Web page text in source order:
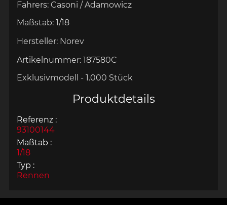
Fahrers: Casoni / Adamowicz
Maßstab: 1/18
Hersteller: Norev
Artikelnummer: 187580C
Exklusivmodell - 1.000 Stück
Produktdetails
Referenz :
93100144
Maßtab :
1/18
Typ :
Rennen